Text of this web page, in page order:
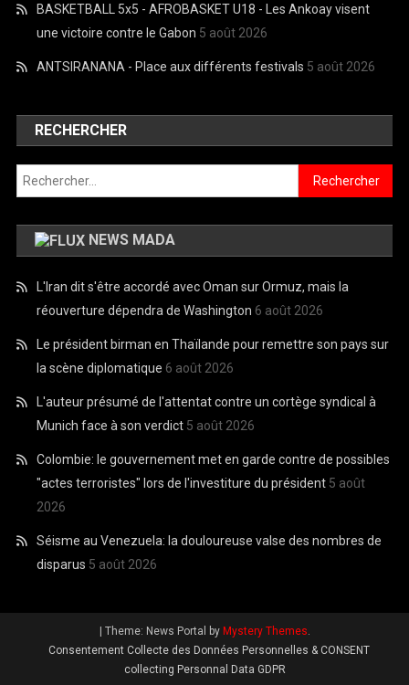
BASKETBALL 5x5 - AFROBASKET U18 - Les Ankoay visent
une victoire contre le Gabon 5 août 2026
ANTSIRANANA - Place aux différents festivals 5 août 2026
RECHERCHER
Rechercher :
NEWS MADA
L'Iran dit s'être accordé avec Oman sur Ormuz, mais la
réouverture dépendra de Washington 6 août 2026
Le président birman en Thaïlande pour remettre son pays sur
la scène diplomatique 6 août 2026
L'auteur présumé de l'attentat contre un cortège syndical à
Munich face à son verdict 5 août 2026
Colombie: le gouvernement met en garde contre de possibles
"actes terroristes" lors de l'investiture du président 5 août
2026
Séisme au Venezuela: la douloureuse valse des nombres de
disparus 5 août 2026
| Theme: News Portal by Mystery Themes
Consentement Collecte des Données Personnelles & CONSENT
collecting Personnal Data GDPR